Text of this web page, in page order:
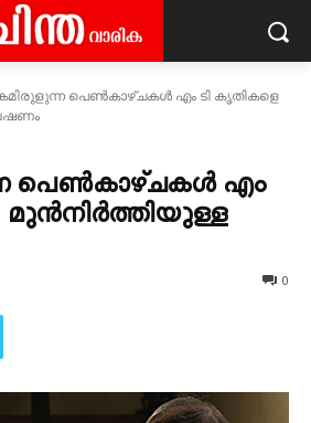
പെൺകാഴ്ചകൾ എം ടി കൃതികളെ
പെൺകാഴ്ചകൾ എം
മുൻനിർത്തിയുള്ള
0